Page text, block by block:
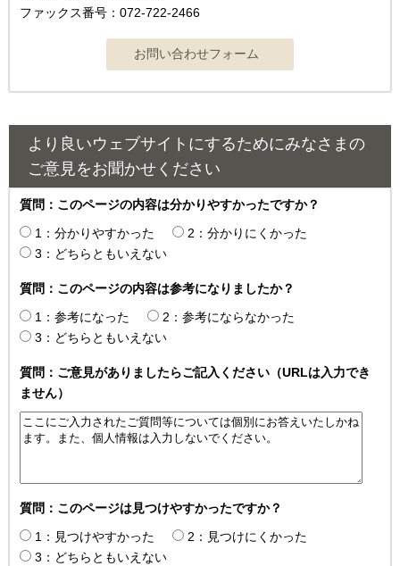
ファックス番号：072-722-2466
より良いウェブサイトにするためにみなさまの
ご意見をお聞かせください
質問：このページの内容は分かりやすかったですか？
1：分かりやすかった
2：分かりにくかった
3：どちらともいえない
質問：このページの内容は参考になりましたか？
1：参考になった
2：参考にならなかった
3：どちらともいえない
質問：ご意見がありましたらご記入ください（URLは入力でき
ません）
質問：このページは見つけやすかったですか？
1：見つけやすかった
2：見つけにくかった
3：どちらともいえない